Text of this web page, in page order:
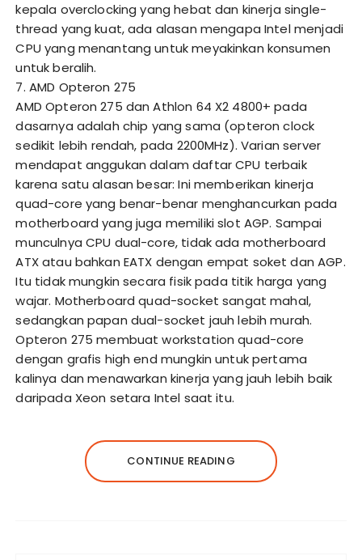
kepala overclocking yang hebat dan kinerja single-
thread yang kuat, ada alasan mengapa Intel menjadi
CPU yang menantang untuk meyakinkan konsumen
untuk beralih.
7. AMD Opteron 275
AMD Opteron 275 dan Athlon 64 X2 4800+ pada
dasarnya adalah chip yang sama (opteron clock
sedikit lebih rendah, pada 2200MHz). Varian server
mendapat anggukan dalam daftar CPU terbaik
karena satu alasan besar: Ini memberikan kinerja
quad-core yang benar-benar menghancurkan pada
motherboard yang juga memiliki slot AGP. Sampai
munculnya CPU dual-core, tidak ada motherboard
ATX atau bahkan EATX dengan empat soket dan AGP.
Itu tidak mungkin secara fisik pada titik harga yang
wajar. Motherboard quad-socket sangat mahal,
sedangkan papan dual-socket jauh lebih murah.
Opteron 275 membuat workstation quad-core
dengan grafis high end mungkin untuk pertama
kalinya dan menawarkan kinerja yang jauh lebih baik
daripada Xeon setara Intel saat itu.
CONTINUE READING